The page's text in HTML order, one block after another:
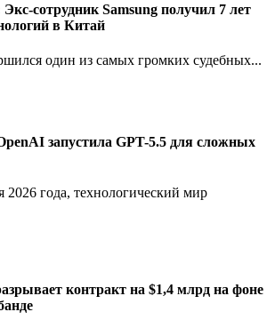
сотрудник Samsung получил 7 лет
в Китай
один из самых громких судебных...
запустила GPT-5.5 для сложных
2026 года, технологический мир
контракт на $1,4 млрд на фоне